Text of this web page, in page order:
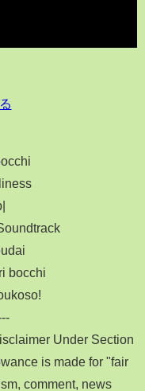
bocchi
Under Section
is made for "fair
comment, news